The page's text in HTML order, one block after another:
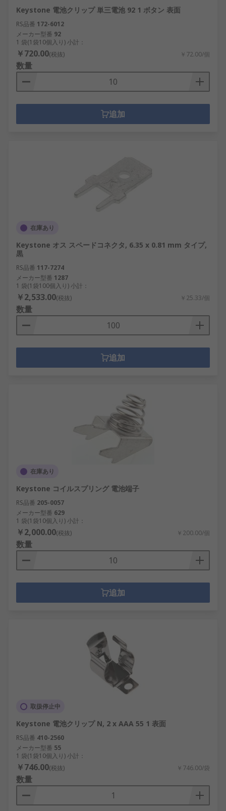
Keystone 電池クリップ 単三電池 92 1 ボタン 表面
RS品番 172-6012
メーカー型番 92
1 袋(1袋10個入り) 小計：
￥720.00(税抜) ￥72.00/個
数量
追加
在庫あり
Keystone オス スペードコネクタ, 6.35 x 0.81 mm タイプ,
黒
RS品番 117-7274
メーカー型番 1287
1 袋(1袋100個入り) 小計：
￥2,533.00(税抜) ￥25.33/個
数量
追加
在庫あり
Keystone コイルスプリング 電池端子
RS品番 205-0057
メーカー型番 629
1 袋(1袋10個入り) 小計：
￥2,000.00(税抜) ￥200.00/個
数量
追加
取扱停止中
Keystone 電池クリップ N, 2 x AAA 55 1 表面
RS品番 410-2560
メーカー型番 55
1 袋(1袋10個入り) 小計：
￥746.00(税抜) ￥746.00/袋
数量